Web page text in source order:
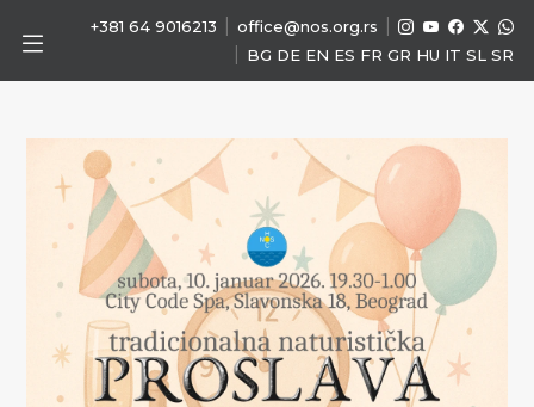
+381 64 9016213 office@nos.org.rs
BG DE EN ES FR GR HU IT SL SR